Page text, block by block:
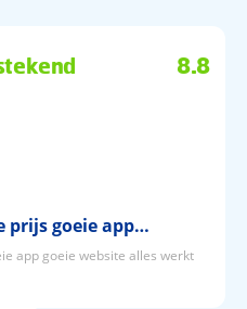
8.8
prijs goeie app…
app goeie website alles werkt